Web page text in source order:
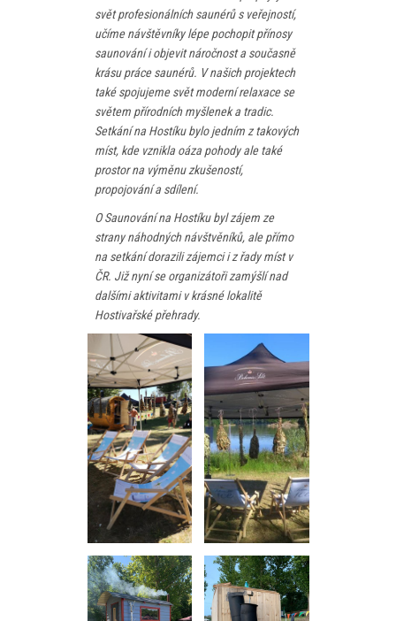
svět profesionálních saunérů s veřejností,
učíme návštěvníky lépe pochopit přínosy
saunování i objevit náročnost a současně
krásu práce saunérů. V našich projektech
také spojujeme svět moderní relaxace se
světem přírodních myšlenek a tradic.
Setkání na Hostíku bylo jedním z takových
míst, kde vznikla oáza pohody ale také
prostor na výměnu zkušeností,
propojování a sdílení.
O Saunování na Hostíku byl zájem ze
strany náhodných návštvěníků, ale přímo
na setkání dorazili zájemci i z řady míst v
ČR. Již nyní se organizátoři zamýšlí nad
dalšími aktivitami v krásné lokalitě
Hostivařské přehrady.